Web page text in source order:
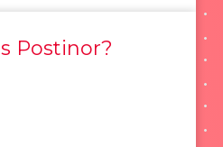
Postinor?